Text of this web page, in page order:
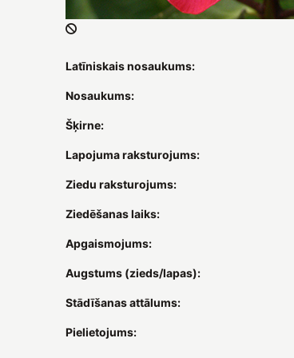
Latīniskais nosaukums:
Nosaukums:
Šķirne:
Lapojuma raksturojums:
Ziedu raksturojums:
Ziedēšanas laiks:
Apgaismojums:
Augstums (zieds/lapas):
Stādīšanas attālums:
Pielietojums: